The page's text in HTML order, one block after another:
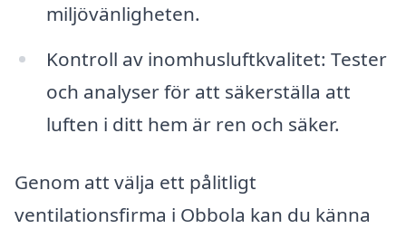
miljövänligheten.
Kontroll av inomhusluftkvalitet: Tester
och analyser för att säkerställa att
luften i ditt hem är ren och säker.
Genom att välja ett pålitligt
ventilationsfirma i Obbola kan du känna